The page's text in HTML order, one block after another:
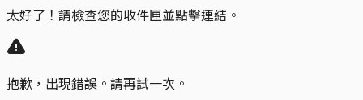
太好了！請檢查您的收件匣並點擊連結。
抱歉，出現錯誤。請再試一次。